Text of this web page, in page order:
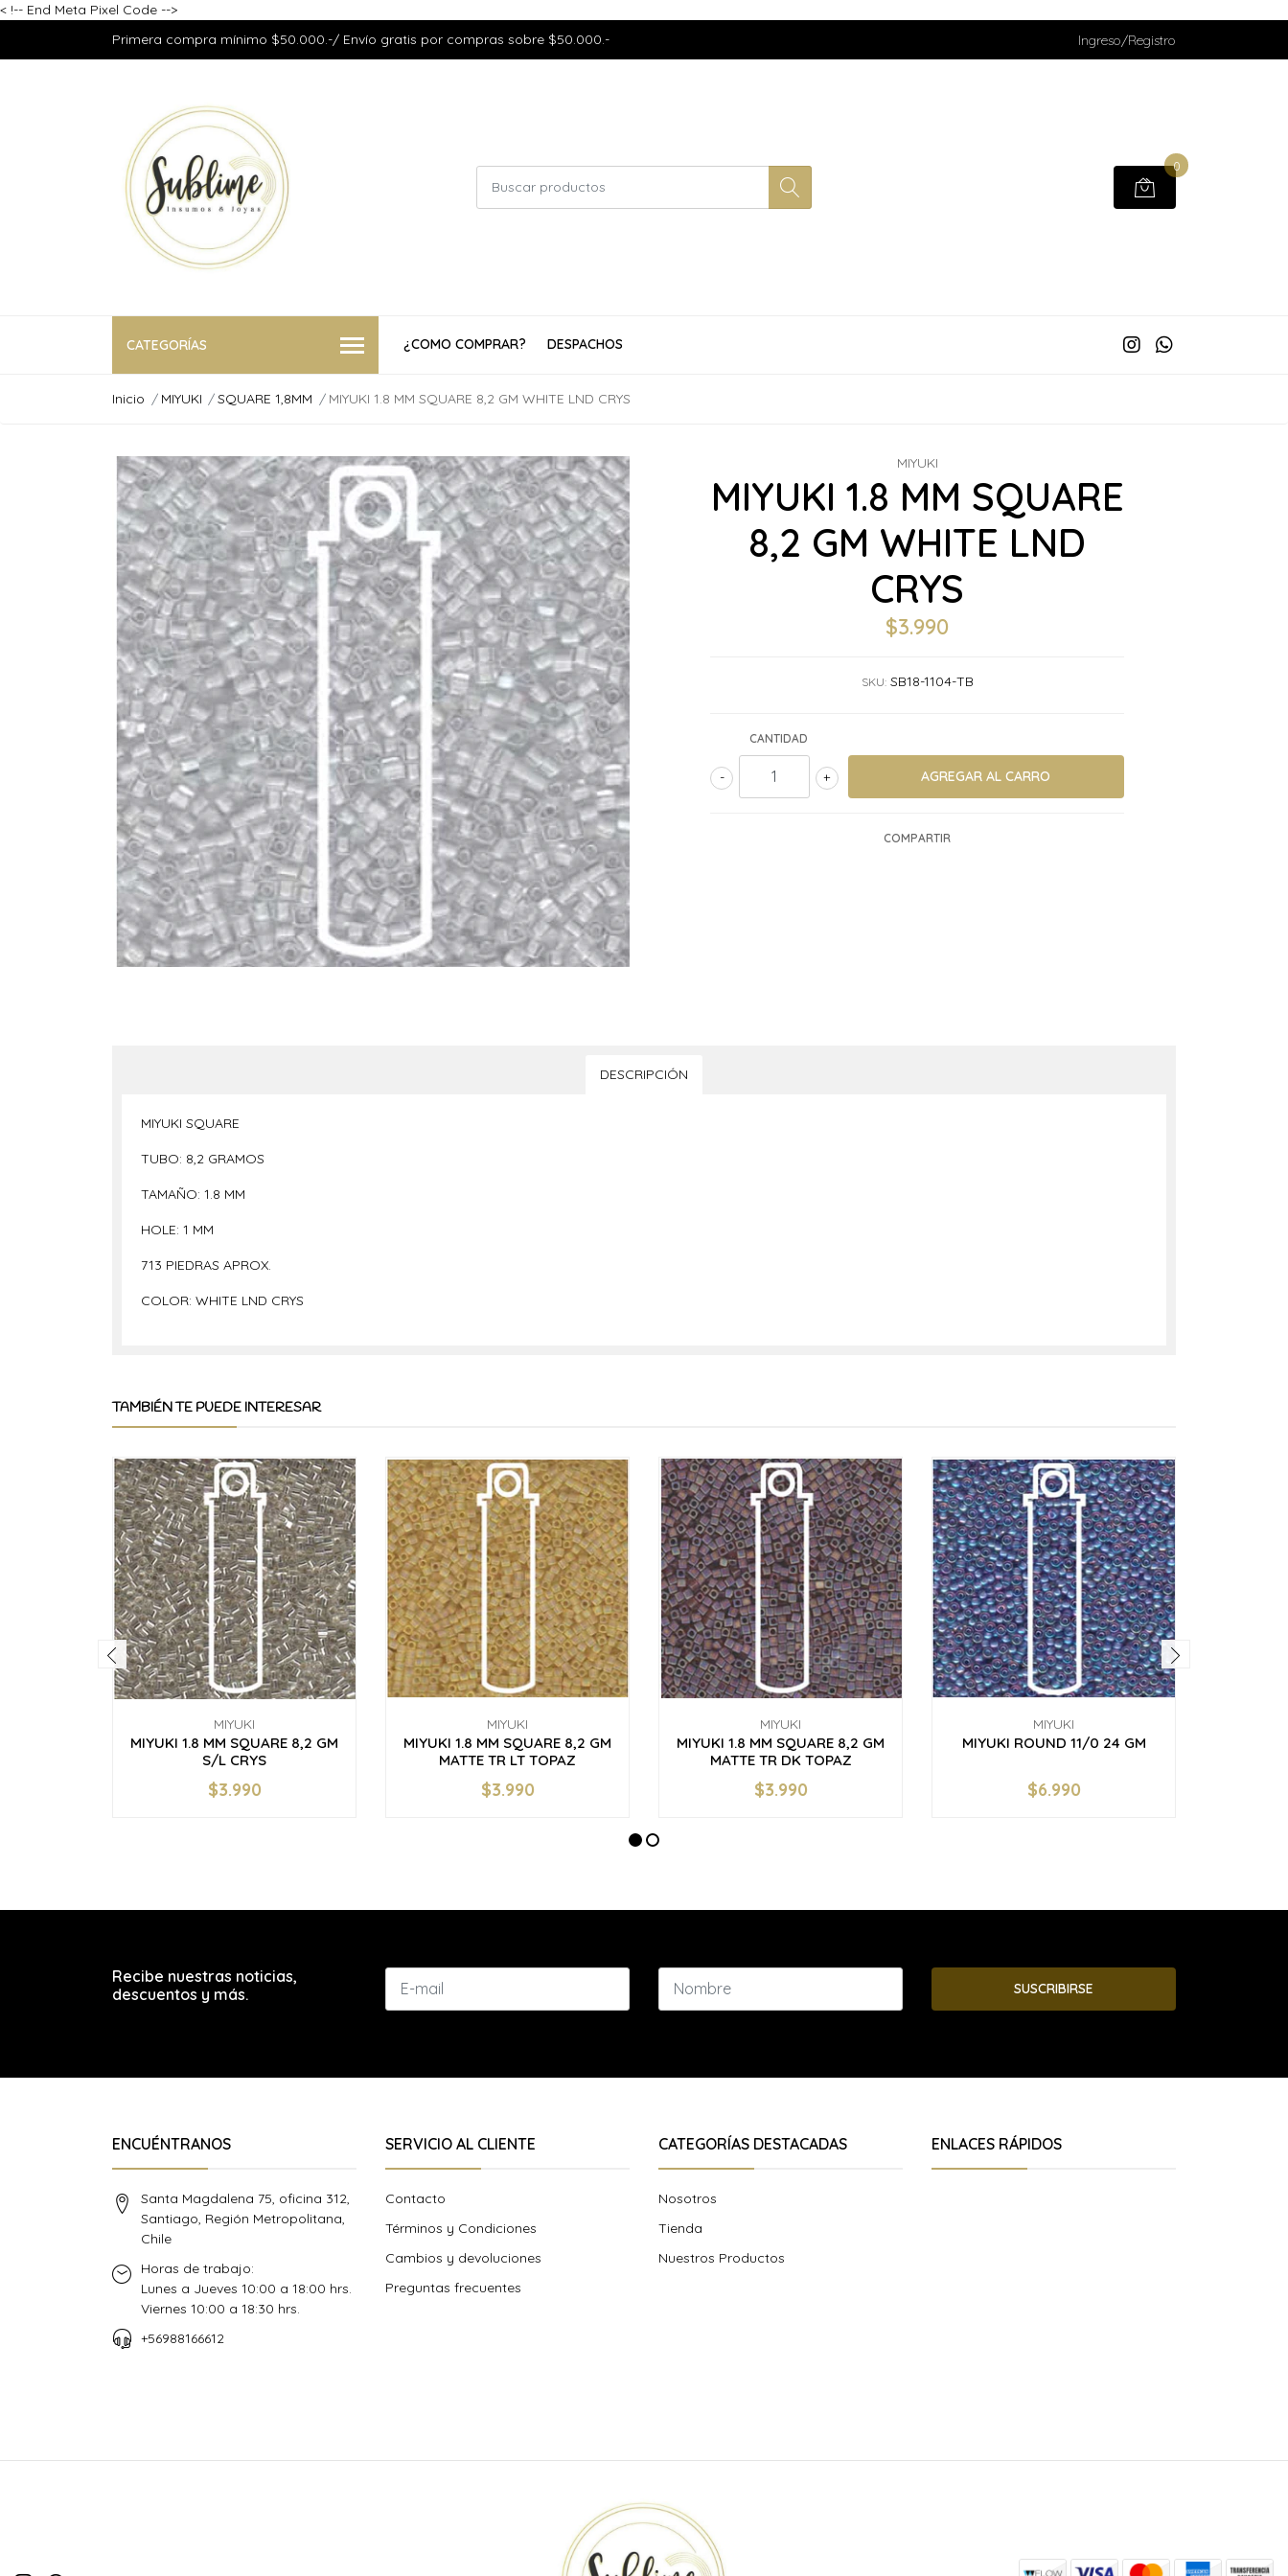
< !-- End Meta Pixel Code -->
Primera compra mínimo $50.000.-/ Envío gratis por compras sobre $50.000.-
Ingreso/Registro
0
CATEGORÍAS ¿COMO COMPRAR? DESPACHOS
Inicio MIYUKI SQUARE 1,8MM MIYUKI 1.8 MM SQUARE 8,2 GM WHITE LND CRYS
MIYUKI
MIYUKI 1.8 MM SQUARE
8,2 GM WHITE LND
CRYS
$3.990
SKU: SB18-1104-TB
CANTIDAD
+
-
COMPARTIR
DESCRIPCIÓN
MIYUKI SQUARE
TUBO: 8,2 GRAMOS
TAMAÑO: 1.8 MM
HOLE: 1 MM
713 PIEDRAS APROX.
COLOR: WHITE LND CRYS
TAMBIÉN TE PUEDE INTERESAR
MIYUKI
MIYUKI 1.8 MM SQUARE 8,2 GM
S/L CRYS
+
$3.990
MIYUKI
MIYUKI 1.8 MM SQUARE 8,2 GM
MATTE TR LT TOPAZ
+
$3.990
MIYUKI
MIYUKI 1.8 MM SQUARE 8,2 GM
MATTE TR DK TOPAZ
+
$3.990
MIYUKI
MIYUKI ROUND 11/0 24 GM
+
$6.990
Recibe nuestras noticias,
descuentos y más.
SUSCRIBIRSE
ENCUÉNTRANOS
Santa Magdalena 75, oficina 312,
Santiago, Región Metropolitana,
Chile
Horas de trabajo:
Lunes a Jueves 10:00 a 18:00 hrs.
Viernes 10:00 a 18:30 hrs.
+56988166612
SERVICIO AL CLIENTE
Contacto
Términos y Condiciones
Cambios y devoluciones
Preguntas frecuentes
CATEGORÍAS DESTACADAS
Nosotros
Tienda
Nuestros Productos
ENLACES RÁPIDOS